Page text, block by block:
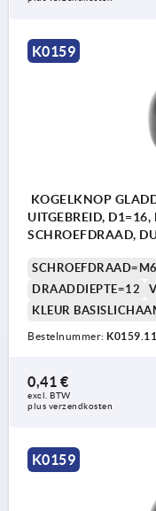
K0159
KOGELKNOP
UITGEBREID,
SCHROEFDRAAD,
SCHROEFDRAAD=M6
DRAADDIEPTE=12
KLEUR
Bestelnummer:
0,41 €
excl. BTW
plus verzendkosten
K0159